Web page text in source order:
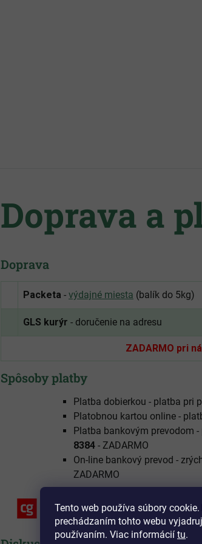
Tento web používa súbory
prechádzaním tohto webu
používaním. Viac informácií tu.
Doprava a
Doprava
Packeta - výdajné miesta (balík do 5kg)
GLS kurýr - doručenie na adresu
ZADARMO pri
Spôsoby platby
Platba dobierkou - platba pri
Platobnou kartou online -
Platba bankovým prevodom
8384 - ZADARMO
On-line bankový prevod -
ZADARMO